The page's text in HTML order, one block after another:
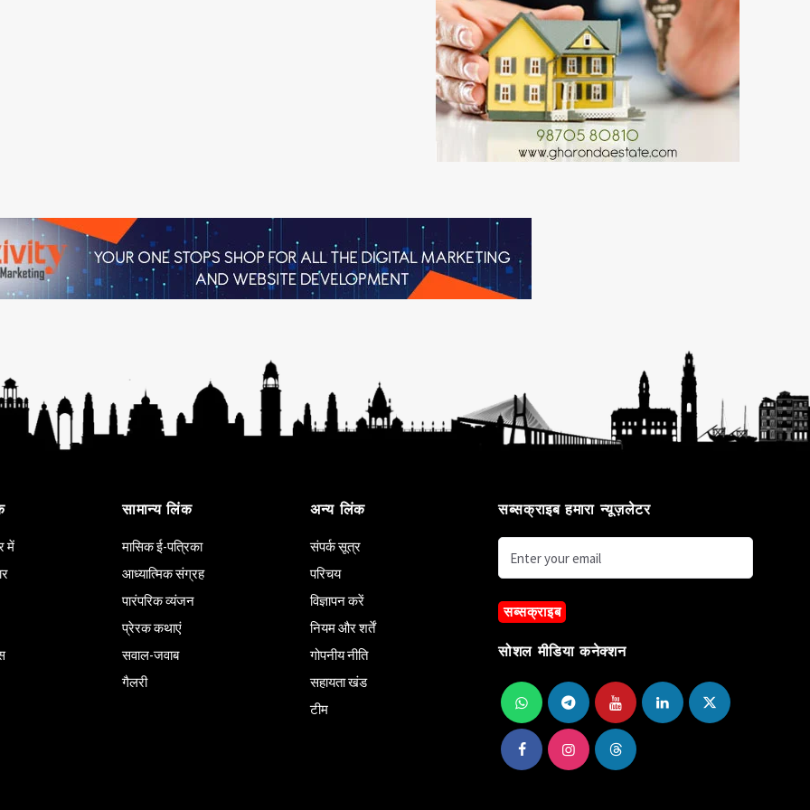
में
सामान्य लिंक
मासिक ई-पत्रिका
आध्यात्मिक संग्रह
पारंपरिक व्यंजन
प्रेरक कथाएं
सवाल-जवाब
गैलरी
अन्य लिंक
संपर्क सूत्र
परिचय
विज्ञापन करें
नियम और शर्तें
गोपनीय नीति
सहायता खंड
टीम
सब्सक्राइब हमारा न्यूज़लेटर
सब्सक्राइब
सोशल मीडिया कनेक्शन